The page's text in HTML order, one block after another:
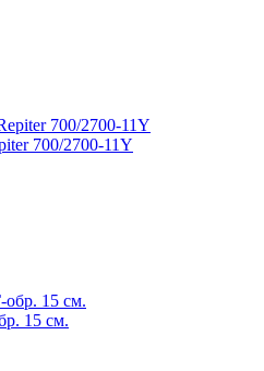
700/2700-11Y
15 см.